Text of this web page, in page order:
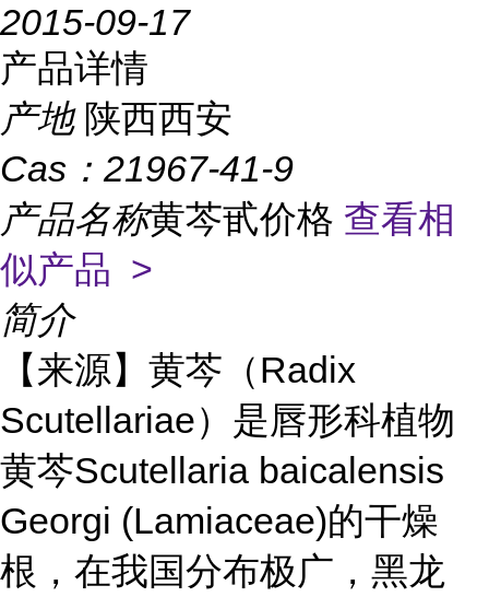
2015-09-17
产品详情
产地 陕西西安
Cas： 21967-41-9
产品名称黄芩甙价格 查看相
似产品 >
简介
【来源】黄芩（Radix
Scutellariae）是唇形科植物
黄芩Scutellaria baicalensis
Georgi (Lamiaceae)的干燥
根，在我国分布极广，黑龙